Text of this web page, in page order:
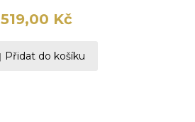
519,00 Kč
Přidat do košíku